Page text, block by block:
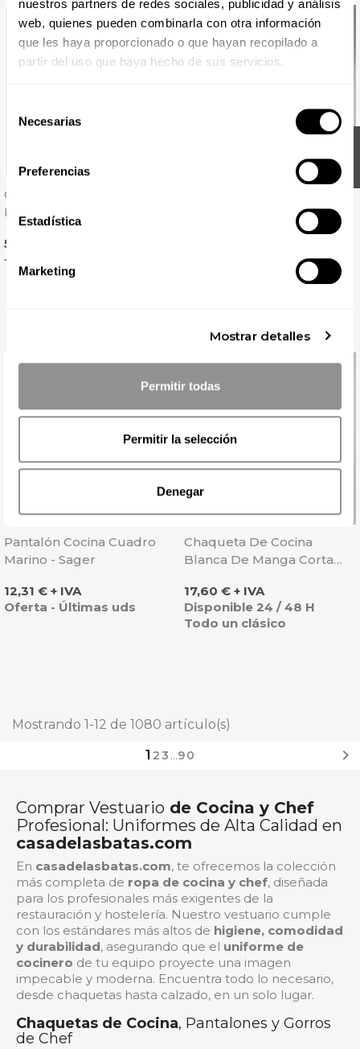
nuestros partners de redes sociales, publicidad y análisis
web, quienes pueden combinarla con otra información
que les haya proporcionado o que hayan recopilado a
partir del uso que haya hecho de sus servicios.
Necesarias
Preferencias
Estadística
Marketing
Mostrar detalles
Permitir todas
Permitir la selección
Denegar
Gorro Pirata De Cocina De
Microfibra - Gary's
Precio
5,70 € + IVA
+ 10 colores
Bolsillo Sarga - Gary's
Disponible 24 / 48 H
Pantalón Cocina Cuadro
Marino - Sager
Precio
12,31 € + IVA
Oferta - Últimas uds
Chaqueta De Cocina
Blanca De Manga Corta
Precio
17,60 € + IVA
Disponible 24 / 48 H
Todo un clásico
Mostrando 1-12 de 1080 artículo(s)
1 23 …90 
Comprar Vestuario de Cocina y Chef
Profesional: Uniformes de Alta Calidad en
casadelasbatas.com
En casadelasbatas.com, te ofrecemos la colección
más completa de ropa de cocina y chef, diseñada
para los profesionales más exigentes de la
restauración y hostelería. Nuestro vestuario cumple
con los estándares más altos de higiene, comodidad
y durabilidad, asegurando que el uniforme de
cocinero de tu equipo proyecte una imagen
impecable y moderna. Encuentra todo lo necesario,
desde chaquetas hasta calzado, en un solo lugar.
Chaquetas de Cocina, Pantalones y Gorros
de Chef